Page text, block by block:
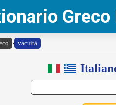
› vacuità